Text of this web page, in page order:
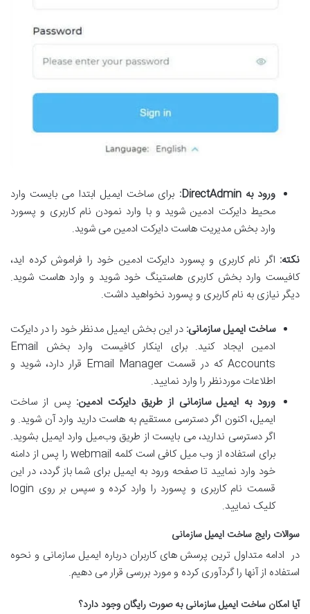
ورود بهDirectAdmin
: برای ساخت ایمیل ابتدا می بایست وارد
محیط دایرکت ادمین شوید و با وارد نمودن نام کاربری و پسورد
وارد بخش مدیریت هاست دایرکت ادمین می شوید.
نکته: اگر نام کاربری و پسورد دایرکت ادمین خود را فراموش کرده اید،
کافیست وارد بخش کاربری هاستینگ خود شوید و وارد هاست شوید.
دیگر نیازی به نام کاربری و پسورد نخواهید داشت.
ساخت ایمیل سازمانی: در این بخش ایمیل مدنظر خود را در دایرکت
ادمین ایجاد کنید. برای اینکار کافیست وارد بخش Email
Accounts که در قسمت Email Manager قرار دارد، شوید و
اطلاعات موردنظر را وارد نمایید.
ورود به ایمیل سازمانی از طریق دایرکت ادمین: پس از ساخت
ایمیل، اکنون اگر دسترسی مستقیم به هاست دارید وارد آن شوید. و
اگر دسترسی ندارید، می بایست از طریق وب‌میل وارد ایمیل بشوید.
برای استفاده از وب میل کافی است کلمه webmail را پس از دامنه
خود وارد نمایید تا صفحه ورود به ایمیل برای شما باز گردد، در این
قسمت نام کاربری و پسورد را وارد کرده و سپس بر روی login
کلیک نمایید.
سوالات رایج ساخت ایمیل سازمانی
در ادامه متداول‌ ترین پرسش های کاربران درباره ایمیل سازمانی و نحوه
استفاده از آنها را گردآوری کرده و مورد بررسی قرار می دهیم.
آیا امکان ساخت ایمیل سازمانی به صورت رایگان وجود دارد؟